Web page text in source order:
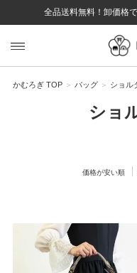
全品送料無料！卸価格
ト 様
マイページ
#キーワード
かむろぎ TOP バッグ ショル
ショ
価格が安い順